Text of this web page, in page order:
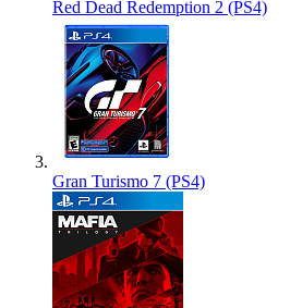
Red Dead Redemption 2 (PS4)
Gran Turismo 7 (PS4)